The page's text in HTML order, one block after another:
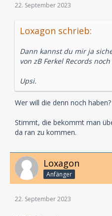
22. September 2023
Loxagon schrieb:
Dann kannst du mir ja
von zB Ferkel Records
Upsi.
Wer will die denn noch haben?
Stimmt, die bekommt man
da ran zu kommen.
Loxagon
Anfänger
22. September 2023